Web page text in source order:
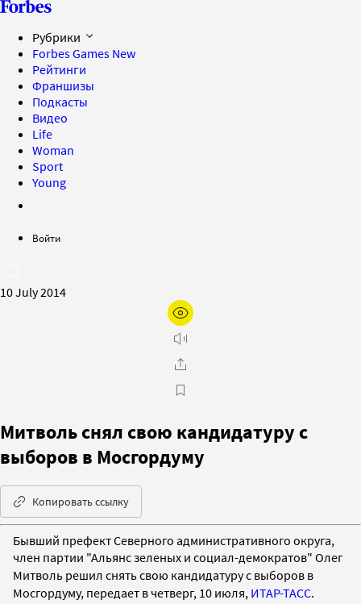
Рубрики
Forbes Games New
Рейтинги
Франшизы
Подкасты
Видео
Life
Woman
Sport
Young
Войти
10 July 2014
Митволь снял свою кандидатуру с
выборов в Мосгордуму
Копировать ссылку
Бывший префект Северного административного округа,
член партии "Альянс зеленых и социал-демократов" Олег
Митволь решил снять свою кандидатуру с выборов в
Мосгордуму, передает в четверг, 10 июля, ИТАР-ТАСС.